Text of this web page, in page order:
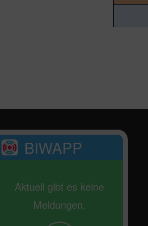
BIWAPP
Aktuell gibt es keine
Meldungen.